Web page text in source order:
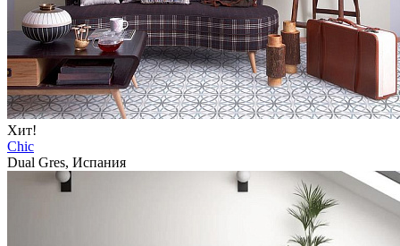
Хит!
Chic
Dual Gres, Испания